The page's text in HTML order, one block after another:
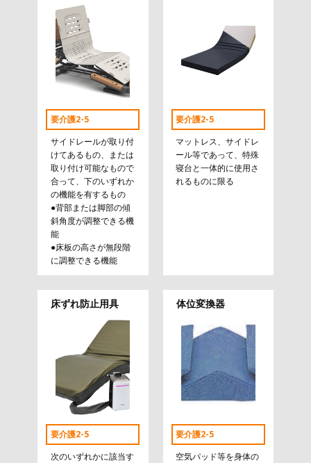
要介護2-5
サイドレールが取り付
けてあるもの、または
取り付け可能なもので
合って、下のいずれか
の機能を有するもの
●背部または脚部の傾
斜角度が調整できる機
能
●床板の高さが無段階
に調整できる機能
要介護2-5
マットレス、サイドレ
ール等であって、特殊
寝台と一体的に使用さ
れるものに限る
床ずれ防止用具
要介護2-5
次のいずれかに該当す
体位変換器
要介護2-5
空気パッド等を身体の